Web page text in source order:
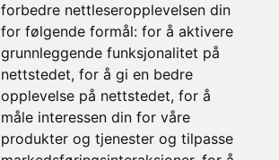
forbedre nettleseropplevelsen din
for følgende formål: for å aktivere
grunnleggende funksjonalitet på
nettstedet, for å gi en bedre
opplevelse på nettstedet, for å
måle interessen din for våre
produkter og tjenester og tilpasse